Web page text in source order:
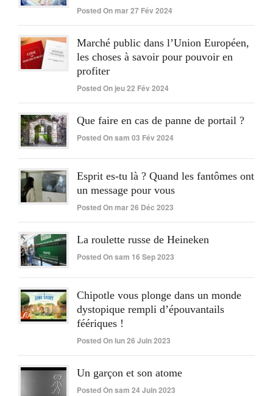
Posted On mar 27 Fév 2024
Marché public dans l’Union Européen,
les choses à savoir pour pouvoir en
profiter
Posted On jeu 22 Fév 2024
Que faire en cas de panne de portail ?
Posted On sam 03 Fév 2024
Esprit es-tu là ? Quand les fantômes ont
un message pour vous
Posted On mar 26 Déc 2023
La roulette russe de Heineken
Posted On sam 16 Sep 2023
Chipotle vous plonge dans un monde
dystopique rempli d’épouvantails
féériques !
Posted On lun 26 Juin 2023
Un garçon et son atome
Posted On sam 24 Juin 2023